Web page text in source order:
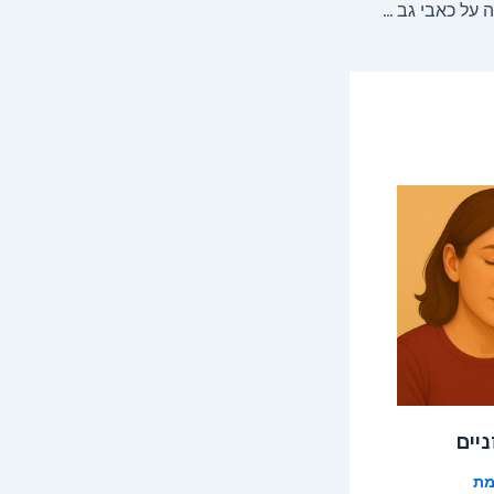
3 טיפולים טבעיים להקלה על כאבי גב באופן טבעי